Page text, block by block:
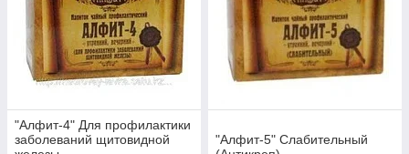
"Алфит-4" Для профилактики
заболеваний щитовидной
"Алфит-5" Слабительный